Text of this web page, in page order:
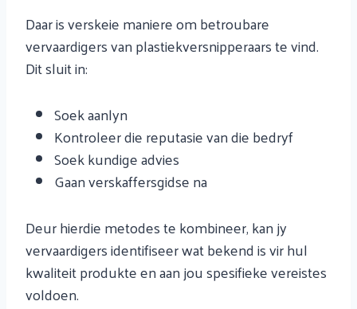
Daar is verskeie maniere om betroubare
vervaardigers van plastiekversnipperaars te vind.
Dit sluit in:
Soek aanlyn
Kontroleer die reputasie van die bedryf
Soek kundige advies
Gaan verskaffersgidse na
Deur hierdie metodes te kombineer, kan jy
vervaardigers identifiseer wat bekend is vir hul
kwaliteit produkte en aan jou spesifieke vereistes
voldoen.